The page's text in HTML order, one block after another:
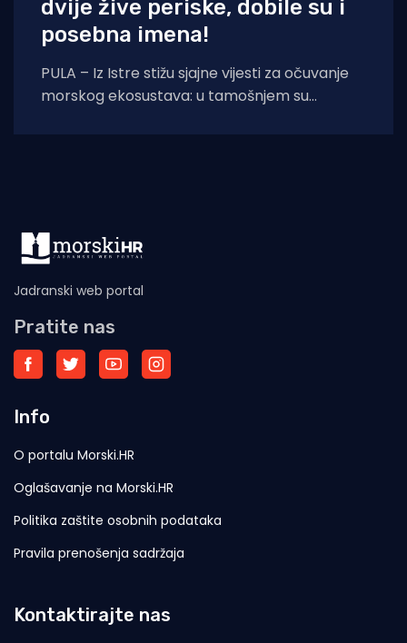
dvije žive periske, dobile su i
posebna imena!
PULA – Iz Istre stižu sjajne vijesti za očuvanje
morskog ekosustava: u tamošnjem su
Jadranski web portal
Pratite nas
Info
O portalu Morski.HR
Oglašavanje na Morski.HR
Politika zaštite osobnih podataka
Pravila prenošenja sadržaja
Kontaktirajte nas